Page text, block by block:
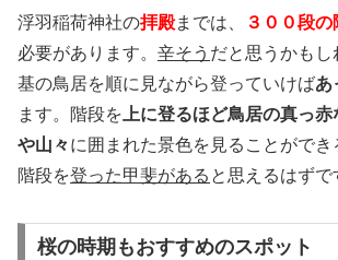
浮羽稲荷神社の拝殿までは、 ３００段の
必要があります。 辛そう だと思うかもし
基の鳥居を順に見ながら登っていけばあ
ます。階段を 上に登るほど鳥居の真っ赤
や山々に囲まれた景色を見ることができ
階段を登った甲斐がある と思えるはずで
桜の時期もおすすめのスポット